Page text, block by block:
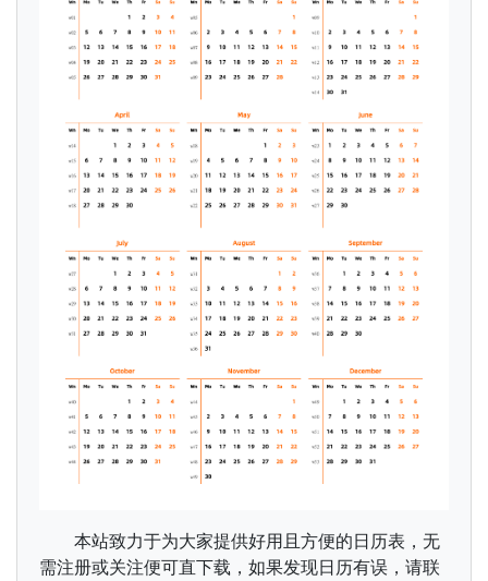
本站致力于为大家提供好用且方便的日历表，无
需注册或关注便可直下载，如果发现日历有误，请联